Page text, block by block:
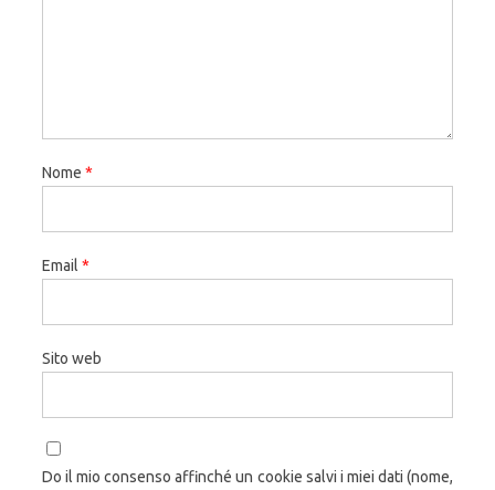
Nome *
Email *
Sito web
Do il mio consenso affinché un cookie salvi i miei dati (nome,